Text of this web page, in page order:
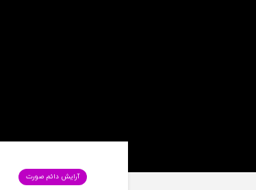
آرایش دائم صورت